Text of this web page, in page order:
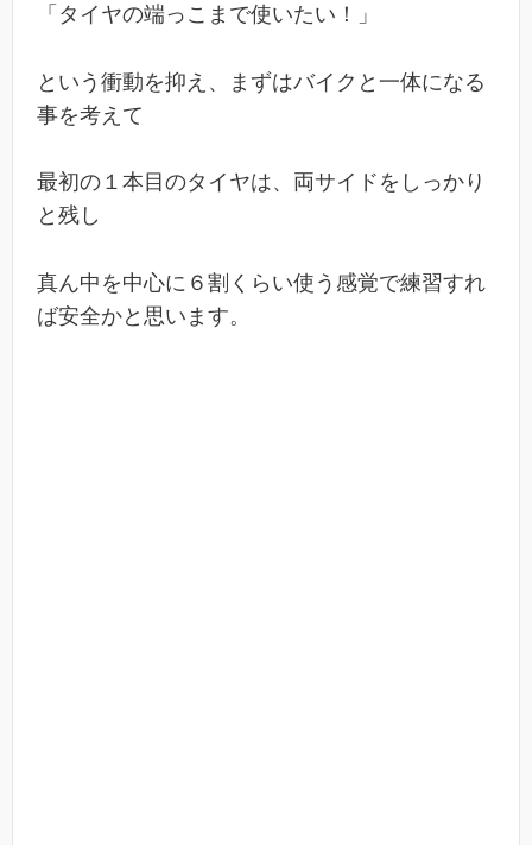
「タイヤの端っこまで使いたい！」
という衝動を抑え、まずはバイクと一体になる
事を考えて
最初の１本目のタイヤは、両サイドをしっかり
と残し
真ん中を中心に６割くらい使う感覚で練習すれ
ば安全かと思います。